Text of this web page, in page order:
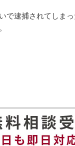
で逮捕されてしまっ